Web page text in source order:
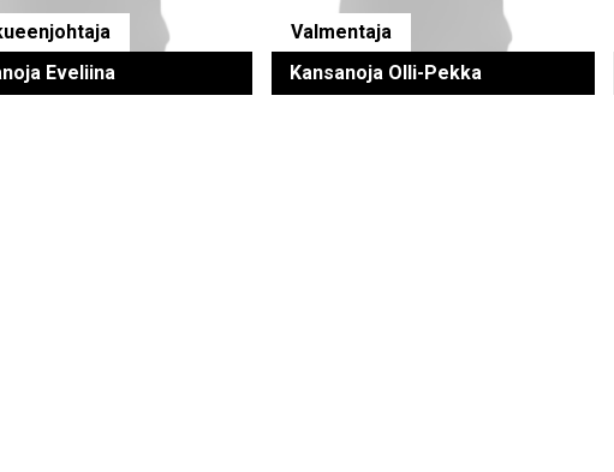
Eveliina
Valmentaja
Kansanoja Olli-Pekka